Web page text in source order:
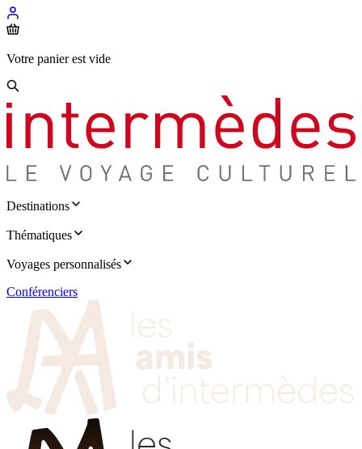
Votre panier est vide
Destinations
Thématiques
Voyages personnalisés
Conférenciers